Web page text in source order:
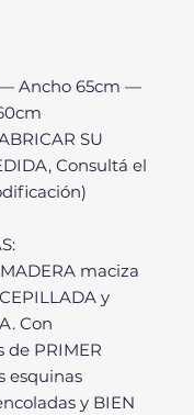
Ancho 65cm —
SU
Consultá el
maciza
y
Con
PRIMER
esquinas
y BIEN